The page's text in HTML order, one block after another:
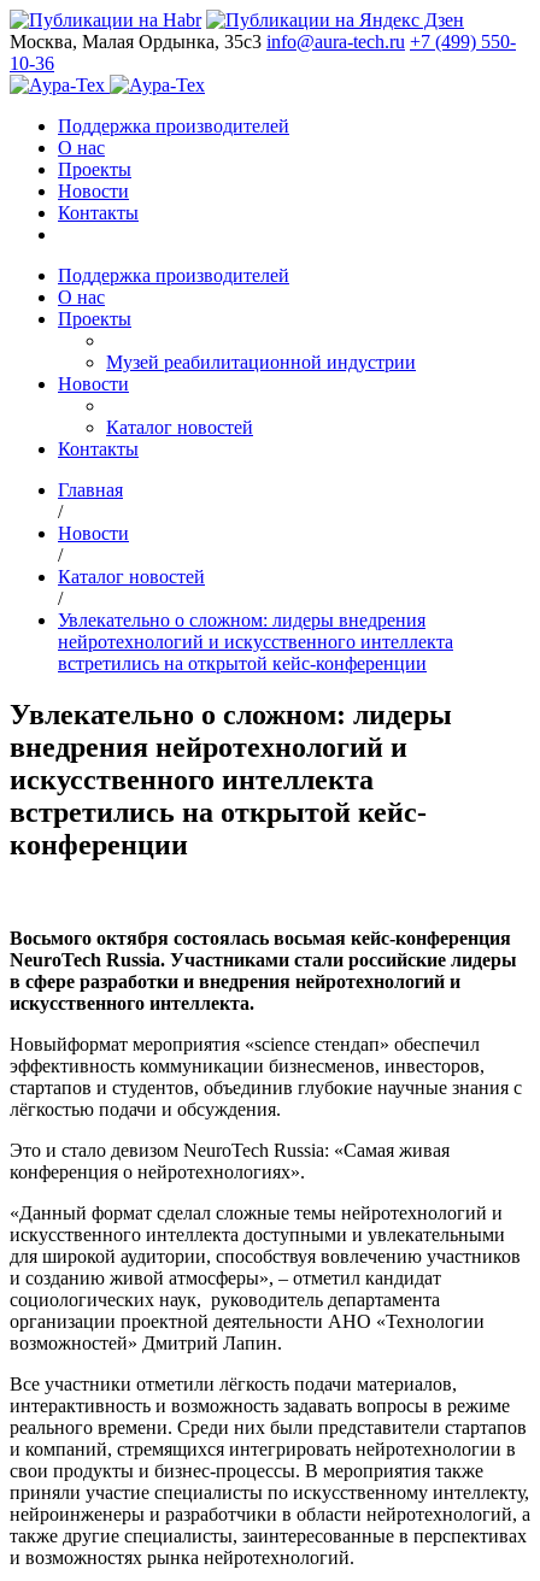
Москва, Малая Ордынка, 35с3 info@aura-tech.ru +7 (499) 550-
10-36
Поддержка производителей
О нас
Проекты
Новости
Контакты
Поддержка производителей
О нас
Проекты
Музей реабилитационной индустрии
Новости
Каталог новостей
Контакты
Главная
/
Новости
/
Каталог новостей
/
Увлекательно о сложном: лидеры внедрения
нейротехнологий и искусственного интеллекта
встретились на открытой кейс-конференции
Увлекательно о сложном: лидеры
внедрения нейротехнологий и
искусственного интеллекта
встретились на открытой кейс-
конференции
Восьмого октября состоялась восьмая кейс-конференция
NeuroTech Russia. Участниками стали российские лидеры
в сфере разработки и внедрения нейротехнологий и
искусственного интеллекта.
Новыйформат мероприятия «science стендап» обеспечил
эффективность коммуникации бизнесменов, инвесторов,
стартапов и студентов, объединив глубокие научные знания с
лёгкостью подачи и обсуждения.
Это и стало девизом NeuroTech Russia: «Самая живая
конференция о нейротехнологиях».
«Данный формат сделал сложные темы нейротехнологий и
искусственного интеллекта доступными и увлекательными
для широкой аудитории, способствуя вовлечению участников
и созданию живой атмосферы», – отметил кандидат
социологических наук, руководитель департамента
организации проектной деятельности АНО «Технологии
возможностей» Дмитрий Лапин.
Все участники отметили лёгкость подачи материалов,
интерактивность и возможность задавать вопросы в режиме
реального времени. Среди них были представители стартапов
и компаний, стремящихся интегрировать нейротехнологии в
свои продукты и бизнес-процессы. В мероприятия также
приняли участие специалисты по искусственному интеллекту,
нейроинженеры и разработчики в области нейротехнологий, а
также другие специалисты, заинтересованные в перспективах
и возможностях рынка нейротехнологий.